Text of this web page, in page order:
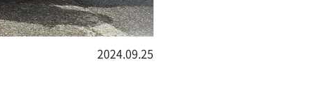
2024.09.25